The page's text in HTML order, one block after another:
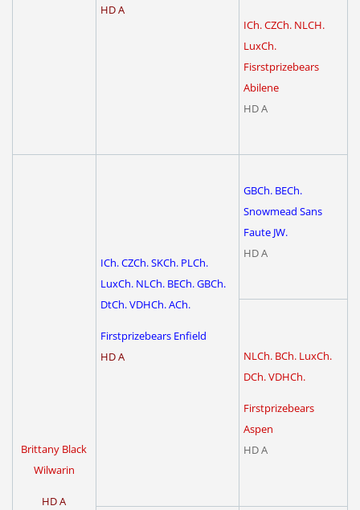
HD A
ICh. CZCh. NLCH.
LuxCh.
Fisrstprizebears
Abilene
HD A
Brittany Black
Wilwarin
HD A
ICh. CZCh. SKCh. PLCh.
LuxCh. NLCh. BECh. GBCh.
DtCh. VDHCh. ACh.
Firstprizebears Enfield
HD A
GBCh. BECh.
Snowmead Sans
Faute JW.
HD A
NLCh. BCh. LuxCh.
DCh. VDHCh.
Firstprizebears
Aspen
HD A